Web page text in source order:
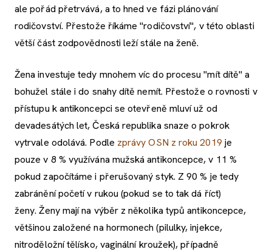
ale pořád přetrvává, a to hned ve fázi plánování
rodičovství. Přestože říkáme "rodičovství", v této oblasti
větší část zodpovědnosti leží stále na ženě.
Žena investuje tedy mnohem víc do procesu "mít dítě" a
bohužel stále i do snahy dítě nemít. Přestože o rovnosti v
přístupu k antikoncepci se otevřeně mluví už od
devadesátých let, Česká republika snaze o pokrok
vytrvale odolává. Podle zprávy OSN z roku 2019 je
pouze v 8 % využívána mužská antikoncepce, v 11 %
pokud započítáme i přerušovaný styk. Z 90 % je tedy
zabránění početí v rukou (pokud se to tak dá říct)
ženy. Ženy mají na výběr z několika typů antikoncepce,
většinou založené na hormonech (pilulky, injekce,
nitroděložní tělísko, vaginální kroužek), případně